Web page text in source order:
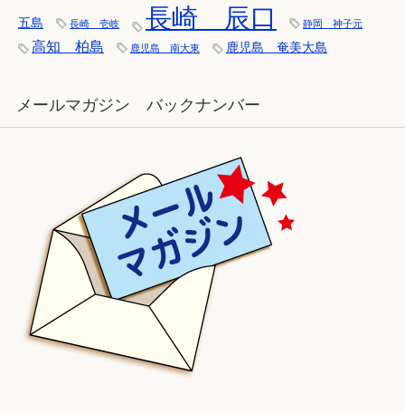
五島 長崎 壱岐 長崎 辰口 静岡 神子元
高知 柏島 鹿児島 南大東 鹿児島 奄美大島
メールマガジン バックナンバー